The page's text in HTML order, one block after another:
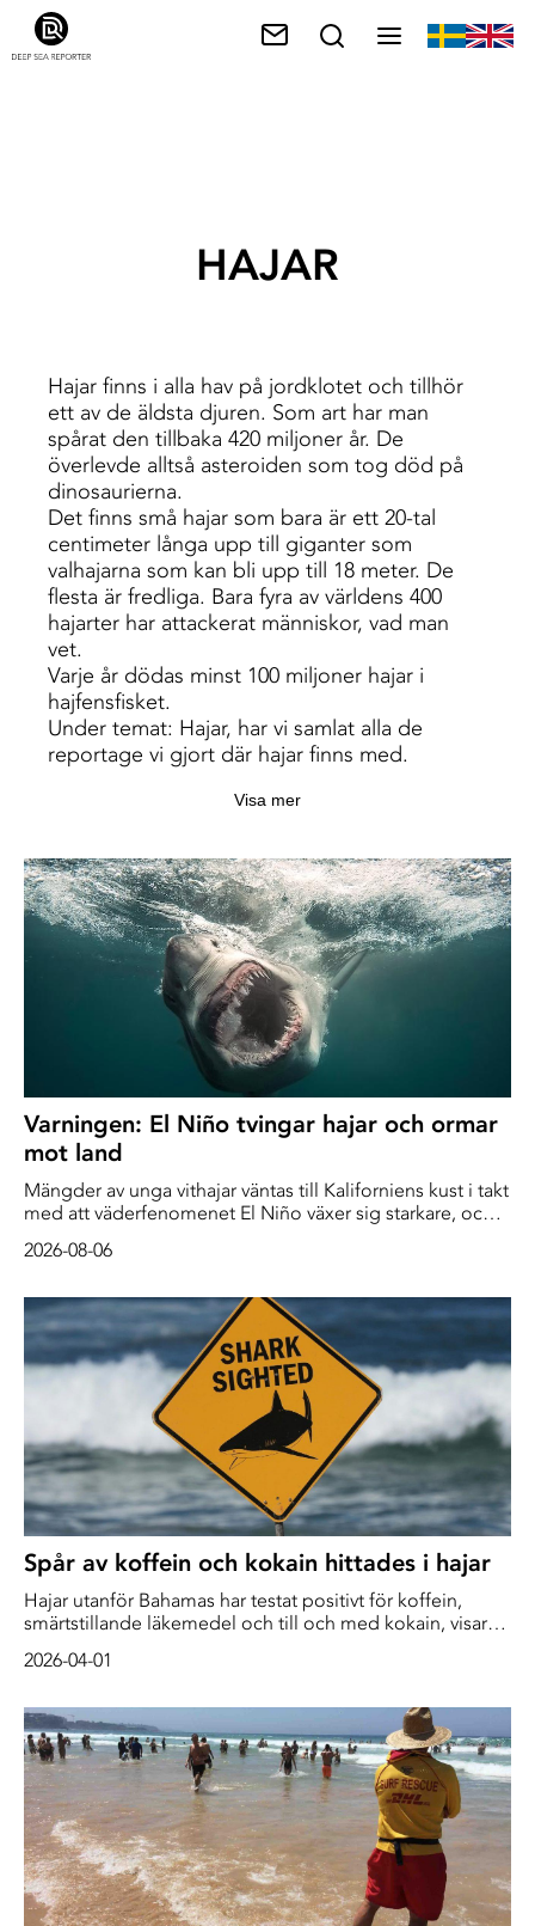
HAJAR
Hajar finns i alla hav på jordklotet och tillhör
ett av de äldsta djuren. Som art har man
spårat den tillbaka 420 miljoner år. De
överlevde alltså asteroiden som tog död på
dinosaurierna.
Det finns små hajar som bara är ett 20-tal
centimeter långa upp till giganter som
valhajarna som kan bli upp till 18 meter. De
flesta är fredliga. Bara fyra av världens 400
hajarter har attackerat människor, vad man
vet.
Varje år dödas minst 100 miljoner hajar i
hajfensfisket.
Under temat: Hajar, har vi samlat alla de
reportage vi gjort där hajar finns med.
Varningen: El Niño tvingar hajar och ormar
mot land
Mängder av unga vithajar väntas till Kaliforniens kust i takt
med att väderfenomenet El Niño växer sig starkare, och
ensamma – det varma vattnet från söder för även med sig
näringsrikt vatten från djupet upp i Kalifornienströmmen.
Det tillför näringsämnen […]
2026-08-06
Spår av koffein och kokain hittades i hajar
Hajar utanför Bahamas har testat positivt för koffein,
smärtstillande läkemedel och till och med kokain, visar
2026-04-01